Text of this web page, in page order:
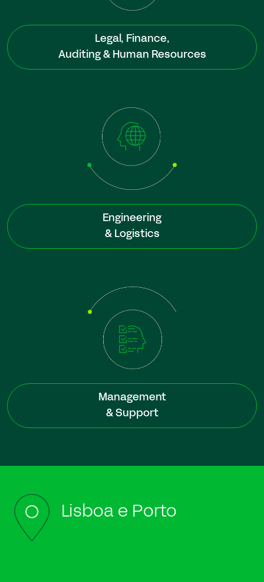
Legal, Finance,
Auditing & Human Resources
Engineering
& Logistics
Management
& Support
Lisboa e Porto